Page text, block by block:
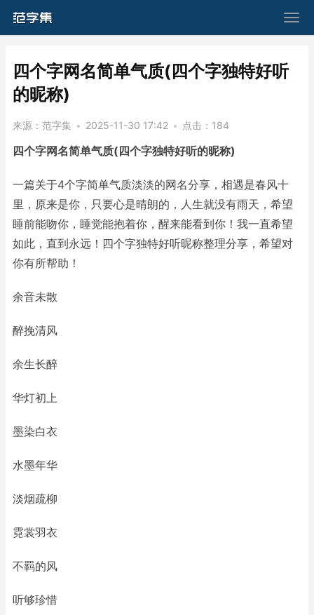
​四个字网名简单气质(四个字独特好听
的昵称)
来源： 范字集 • 2025-11-30 17:42 • 点击： 184
四个字网名简单气质(四个字独特好听的昵称)
一篇关于4个字简单气质淡淡的网名分享，相遇是春风十
里，原来是你，只要心是晴朗的，人生就没有雨天，希望
睡前能吻你，睡觉能抱着你，醒来能看到你！我一直希望
如此，直到永远！四个字独特好听昵称整理分享，希望对
你有所帮助！
余音未散
醉挽清风
余生长醉
华灯初上
墨染白衣
水墨年华
淡烟疏柳
霓裳羽衣
不羁的风
听够珍惜